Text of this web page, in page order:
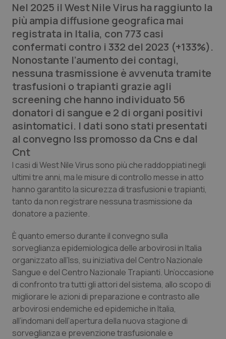
Edizioni Regionali
QS Pro
Professionisti Sanitari.AI
Abruzzo
Basilicata
Calabria
Campania
Emilia-Romagna
Friuli Venezia Giulia
Lazio
Liguria
Lombardia
Marche
QS Pro Gold
Artrite & artrosi
Asma & BPCO
Car-T
Colesterolo & coronaropatie
Dermatite Atopica
Diabete & glucometri
Disturbi dell’umore
Dolore
Donna & Salute
QS Club Newsletter
Nel 2025 il West Nile Virus ha raggiunto la
più ampia diffusione geografica mai
registrata in Italia, con 773 casi
confermati contro i 332 del 2023 (+133%).
Nonostante l’aumento dei contagi,
nessuna trasmissione è avvenuta tramite
trasfusioni o trapianti grazie agli
screening che hanno individuato 56
donatori di sangue e 2 di organi positivi
asintomatici. I dati sono stati presentati
al convegno Iss promosso da Cns e dal
Cnt
I casi di West Nile Virus sono più che raddoppiati negli
ultimi tre anni, ma le misure di controllo messe in atto
hanno garantito la sicurezza di trasfusioni e trapianti,
tanto da non registrare nessuna trasmissione da
donatore a paziente.
È quanto emerso durante il convegno sulla
sorveglianza epidemiologica delle arbovirosi in Italia
organizzato all’Iss, su iniziativa del Centro Nazionale
Sangue e del Centro Nazionale Trapianti. Un’occasione
di confronto tra tutti gli attori del sistema, allo scopo di
migliorare le azioni di preparazione e contrasto alle
arbovirosi endemiche ed epidemiche in Italia,
all’indomani dell’apertura della nuova stagione di
sorveglianza e prevenzione trasfusionale e